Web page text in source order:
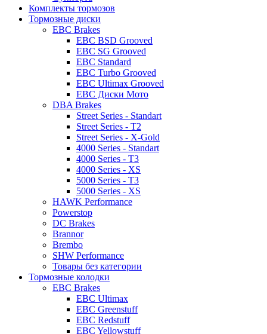
Комплекты тормозов
Тормозные диски
EBC Brakes
EBC BSD Grooved
EBC SG Grooved
EBC Standard
EBC Turbo Grooved
EBC Ultimax Grooved
EBC Диски Мото
DBA Brakes
Street Series - Standart
Street Series - T2
Street Series - X-Gold
4000 Series - Standart
4000 Series - T3
4000 Series - XS
5000 Series - T3
5000 Series - XS
HAWK Performance
Powerstop
DC Brakes
Brannor
Brembo
SHW Performance
Товары без категории
Тормозные колодки
EBC Brakes
EBC Ultimax
EBC Greenstuff
EBC Redstuff
EBC Yellowstuff